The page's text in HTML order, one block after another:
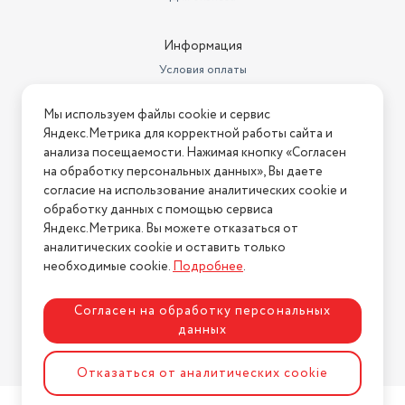
Информация
Условия оплаты
Условия возврата
Нашли ошибку на сайте? Напишите нам
2026 © Интернет-магазин "АстМаркет". У нас есть всё!
Политика конфиденциальности
Разработка сайтаASTDESIGN
Мы используем файлы cookie и сервис
Яндекс.Метрика для корректной работы сайта и
анализа посещаемости. Нажимая кнопку «Согласен
на обработку персональных данных», Вы даете
согласие на использование аналитических cookie и
обработку данных с помощью сервиса
Яндекс.Метрика. Вы можете отказаться от
аналитических cookie и оставить только
необходимые cookie.Подробнее.
Согласен на обработку персональных
данных
Отказаться от аналитических cookie